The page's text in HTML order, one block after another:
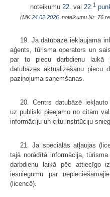
noteikumu 22. vai 22.1
(MK24.02.2026. noteikumu Nr. 76
19. Ja datubāzē iekļaujamā
aģents, tūrisma operators un
par to piecu darbdienu laikā
datubāzes aktualizēšanu piecu
paziņojuma saņemšanas.
20. Centrs datubāzē
uz publiski pieejamo no citām
informāciju un citu institūciju
21. Ja speciālās atļaujas
tajā norādītā informācija,
darbdienu laikā pēc attiecīgo
iesniegumu par
(licencē).